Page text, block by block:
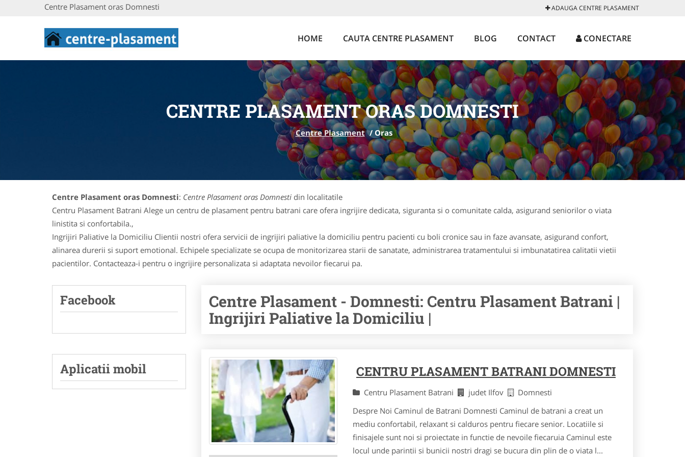
Centre Plasament oras Domnesti ADAUGA CENTRE PLASAMENT
HOME CAUTA CENTRE PLASAMENT BLOG CONTACT CONECTARE
CENTRE PLASAMENT ORAS DOMNESTI
Centre Plasament / Oras
Centre Plasament oras Domnesti: Centre Plasament oras Domnesti din localitatile
Centru Plasament Batrani Alege un centru de plasament pentru batrani care ofera ingrijire dedicata, siguranta si o comunitate calda, asigurand seniorilor o viata
linistita si confortabila.,
Ingrijiri Paliative la Domiciliu Clientii nostri ofera servicii de ingrijiri paliative la domiciliu pentru pacienti cu boli cronice sau in faze avansate, asigurand confort,
alinarea durerii si suport emotional. Echipele specializate se ocupa de monitorizarea starii de sanatate, administrarea tratamentului si imbunatatirea calitatii vietii
pacientilor. Contacteaza-i pentru o ingrijire personalizata si adaptata nevoilor fiecarui pa.
Facebook
Aplicatii mobil
Centre Plasament - Domnesti: Centru Plasament Batrani |
Ingrijiri Paliative la Domiciliu |
CENTRU PLASAMENT BATRANI DOMNESTI
Centru Plasament Batrani judet Ilfov
Domnesti
Despre Noi Caminul de Batrani Domnesti Caminul de batrani a creat un
mediu confortabil, relaxant si calduros pentru fiecare senior. Locatiile si
finisajele sunt noi si proiectate in functie de nevoile fiecaruia Caminul este
locul unde parintii si bunicii nostri dragi se bucura din plin de o viata l...